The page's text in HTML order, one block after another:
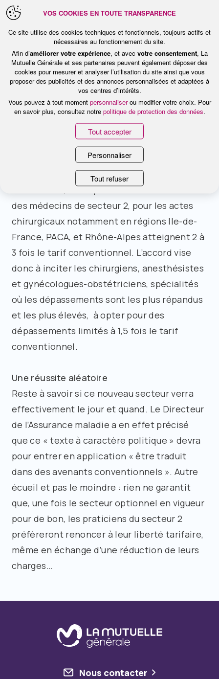
rejoindront le secteur optionnel
bénéficieront d’une réduction de leurs
cotisations sociales sur la part de leurs
actes facturés sans dépassement.
Réduire les dépassements d’honoraires ?
Pour le ministère de la Santé et l’Assurance
maladie, la création du secteur optionnel
vise à réduire les dépassements
d’honoraires. Pour les spécialités
concernées, les dépassements d’honoraires
des médecins de secteur 2, pour les actes
chirurgicaux notamment en régions Ile-de-
France, PACA, et Rhône-Alpes atteignent 2 à
3 fois le tarif conventionnel. L’accord vise
donc à inciter les chirurgiens, anesthésistes
et gynécologues-obstétriciens, spécialités
où les dépassements sont les plus répandus
et les plus élevés, à opter pour des
dépassements limités à 1,5 fois le tarif
conventionnel.
Une réussite aléatoire
Reste à savoir si ce nouveau secteur verra
effectivement le jour et quand. Le Directeur
de l’Assurance maladie a en effet précisé
que ce « texte à caractère politique » devra
pour entrer en application « être traduit
dans des avenants conventionnels ». Autre
écueil et pas le moindre : rien ne garantit
que, une fois le secteur optionnel en vigueur
pour de bon, les praticiens du secteur 2
préfèreront renoncer à leur liberté tarifaire,
même en échange d’une réduction de leurs
charges…
Nous contacter
VOS COOKIES EN TOUTE TRANSPARENCE
Ce site utilise des cookies techniques et fonctionnels, toujours actifs et
nécessaires au fonctionnement du site.
Afin d’améliorer votre expérience, et avec votre consentement, La
Mutuelle Générale et ses partenaires peuvent également déposer des
cookies pour mesurer et analyser l’utilisation du site ainsi que vous
proposer des publicités et des annonces personnalisées et adaptées à
vos centres d’intérêts.
Vous pouvez à tout moment personnaliserou modifier votre choix. Pour
en savoir plus, consultez notre politique de protection des données.
Tout accepter
Personnaliser
Tout refuser